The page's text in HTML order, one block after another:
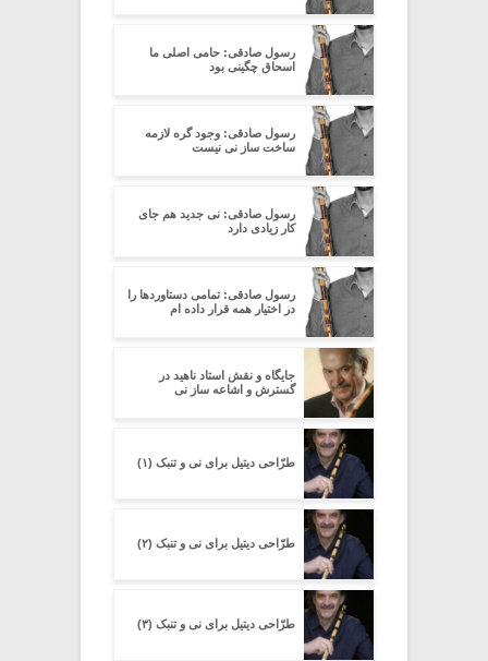
رسول صادقی: حامی اصلی ما
اسحاق چگینی بود
رسول صادقی: وجود گره لازمه
ساخت ساز نی نیست
رسول صادقی: نی جدید هم جای
کار زیادی دارد
رسول صادقی: تمامی دستاوردها را
در اختیار همه قرار داده ام
جایگاه و نقش استاد ناهید در
گسترش و اشاعه ساز نی
طرّاحی دیتیل برای نی و تنبک (۱)
طرّاحی دیتیل برای نی و تنبک (۲)
طرّاحی دیتیل برای نی و تنبک (۳)